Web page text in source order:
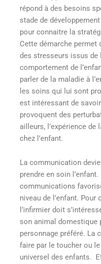
répond à des besoins
stade de
pour connaitre la
Cette démarche permet
des stresseurs issus de
comportement de
parler de la maladie à
les soins qui lui sont
est intéressant de
provoquent des
ailleurs, l’expérience
chez l’enfant.
La communication
prendre en soin
communications
niveau de l’enfant. Pour
l’infirmier doit
son animal domestique
personnage préféré. La
faire par le toucher ou
universel des enfants.